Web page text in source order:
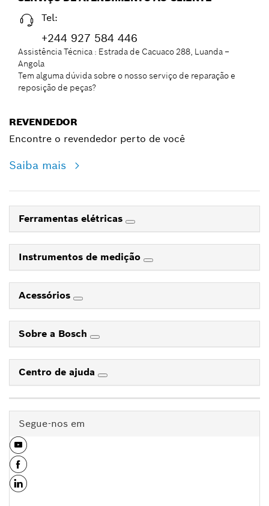
Tel:
+244 927 584 446
Assistência Técnica : Estrada de Cacuaco 288, Luanda –
Angola
Tem alguma dúvida sobre o nosso serviço de reparação e
reposição de peças?
REVENDEDOR
Encontre o revendedor perto de você
Saiba mais
Ferramentas elétricas
Instrumentos de medição
Acessórios
Sobre a Bosch
Centro de ajuda
Segue-nos em